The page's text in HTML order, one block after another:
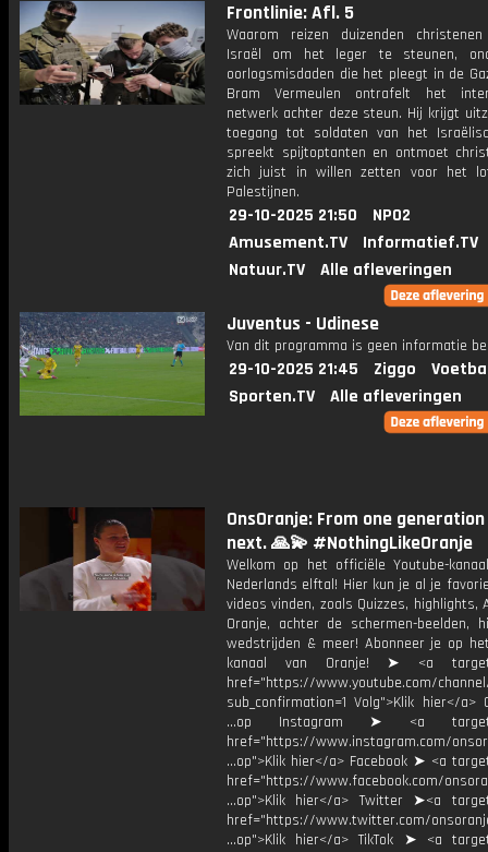
Frontlinie: Afl. 5
Waarom reizen duizenden
Israël om het leger te steunen,
oorlogsmisdaden die het pleegt in de
Bram Vermeulen ontrafelt het
netwerk achter deze steun. Hij krijgt
toegang tot soldaten van het
spreekt spijtoptanten en ontmoet
zich juist in willen zetten voor het
Palestijnen.
29-10-2025 21:50
NPO2
Amusement.TV
Informatief.TV
Natuur.TV
Alle afleveringen
Juventus - Udinese
Van dit programma is geen informatie
29-10-2025 21:45 Ziggo
Sporten.TV
Alle afleveringen
OnsOranje: From one
next. 🙏💫 #NothingLikeOranje
Welkom op het officiële Youtube-
Nederlands elftal! Hier kun je al je
videos vinden, zoals Quizzes, highlights,
Oranje, achter de schermen-beelden,
wedstrijden & meer! Abonneer je op
kanaal van Oranje! ➤ <a
href="https://www.youtube.com/channel/
sub_confirmation=1 Volg">Klik hier</a>
...op Instagram ➤ <a
href="https://www.instagram.com/
...op">Klik hier</a> Facebook ➤ <a
href="https://www.facebook.com/
...op">Klik hier</a> Twitter ➤<a
href="https://www.twitter.com/
...op">Klik hier</a> TikTok ➤ <a